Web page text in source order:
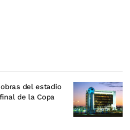
del estadio
de la Copa